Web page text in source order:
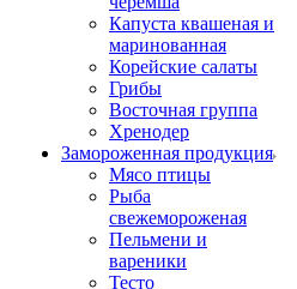
Капуста квашеная и
маринованная
Корейские салаты
Грибы
Восточная группа
Хренодер
Замороженная продукция
Мясо птицы
Рыба
свежемороженая
Пельмени и
вареники
Тесто